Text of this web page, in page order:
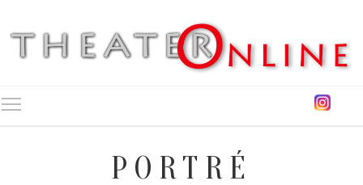
PORTRÉ